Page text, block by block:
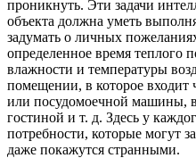
проникнуть. Эти задачи
объекта должна уметь
задумать о личных
определенное время теплого
влажности и температуры
помещении, в которое входит
или посудомоечной машины,
гостиной и т. д. Здесь у
потребности, которые могут
даже покажутся странными.